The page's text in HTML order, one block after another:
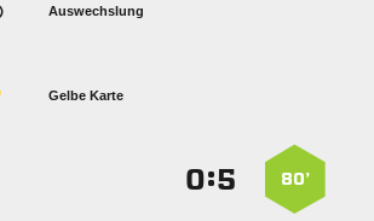
Auswechslung
Gelbe Karte
80’
: